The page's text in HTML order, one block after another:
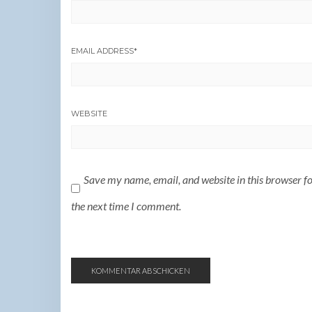
EMAIL ADDRESS*
WEBSITE
Save my name, email, and website in this browser
the next time I comment.